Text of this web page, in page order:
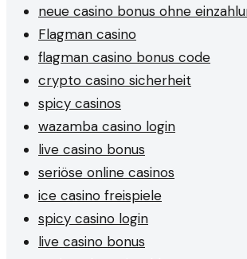
neue casino bonus ohne
Flagman casino
flagman casino bonus code
crypto casino sicherheit
spicy casinos
wazamba casino login
live casino bonus
seriöse online casinos
ice casino freispiele
spicy casino login
live casino bonus